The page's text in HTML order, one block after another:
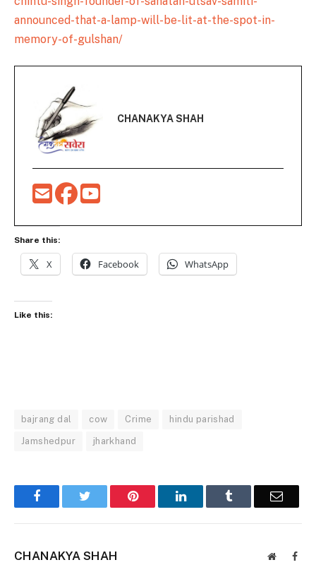
announced-that-a-lamp-will-be-lit-at-the-spot-in-
memory-of-gulshan/
CHANAKYA SHAH
Share this:
X Facebook WhatsApp
Like this:
bajrang dal cow Crime hindu parishad
Jamshedpur jharkhand
FacebookTwitter Pinterest LinkedInTumblr Email
CHANAKYA SHAH Website